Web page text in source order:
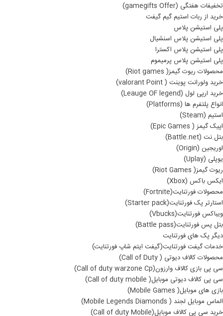
تخفیفات هفتگی (gamegifts Offer)
خرید از ربات استیم گیم گیفت
پلی استیشن پلاس
پلی استیشن پلاس اسنشیال
پلی استیشن پلاس اکسترا
پلی استیشن پلاس پرمیموم
محصولات ریوت گیمز( Riot games)
خرید ولورانت پوینت ( valorant Point)
خرید ارپی لول (Leauge OF legend)
انواع پلتفرم ها (Platforms)
استیم (Steam)
اپیک گیمز ( Epic Games)
بتل.نت (Battle.net)
اوریجین (Origin)
یوپلی (Uplay)
ریوت گیمز( Riot Games)
ایکس باکس (Xbox)
محصولات فورتنایت(Fortnite)
استارتر پک فورتنایت(Starter pack)
ویباکس فورتنایت(Vbucks)
بتل پس فورتنایت(Battle pass)
دیگر پک های فورتنایت
خدمات گیفت فورتنایت(گیفت ایتم شاپ فورتنایت)
محصولات کالاف دیوتی ( Call of Duty)
سی پی بازی کالاف وارزون(Call of duty warzone Cp)
سی پی کالاف دیوتی موبایل( Call of duty mobile)
بازی های موبایل( Mobile Games)
الماس موبایل لجند ( Mobile Legends Diamonds)
خرید سی پی کالاف موبایل(Call of duty Mobile)